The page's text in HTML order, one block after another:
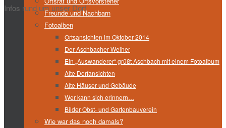
Infos rund um unser Dorf
Freunde und Nachbarn
Fotoalben
Ortsansichten im Oktober 2014
Der Aschbacher Weiher
Ein „Auswanderer“ grüßt Aschbach mit einem Fotoalbum
Alte Dorfansichten
Alte Häuser und Gebäude
Wer kann sich erinnern…
Bilder Obst- und Gartenbauverein
Wie war das noch damals?